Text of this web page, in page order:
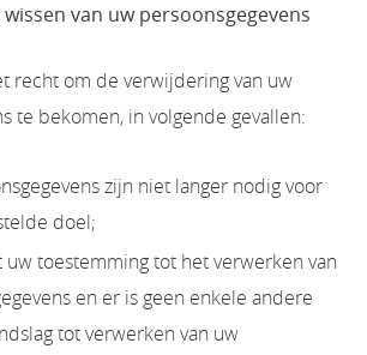
van uw persoonsgegevens
recht om de verwijdering van uw
te bekomen, in volgende gevallen:
zijn niet langer nodig voor
doel;
toestemming tot het verwerken van
en er is geen enkele andere
tot verwerken van uw